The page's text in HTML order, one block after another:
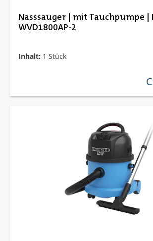
Nasssauger | mit Tauchpumpe
WVD1800AP-2
Inhalt: 1 Stück